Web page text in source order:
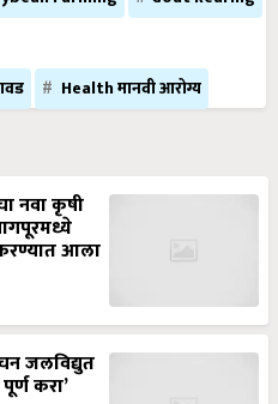
Health मानवी आरोग्य
नवा कृषी
करण्यात आला
जलविद्युत
करा’